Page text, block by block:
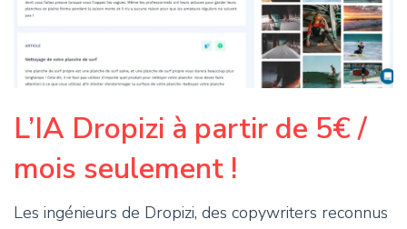
L’IA Dropizi à partir de 5€ /
mois seulement !
Les ingénieurs de Dropizi, des copywriters reconnus